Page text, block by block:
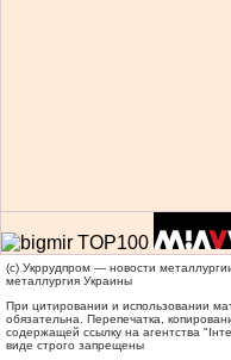
(c) Укррудпром — новости
металлургия Украины
При цитировании и использовании
обязательна. Перепечатка,
содержащей ссылку на агентства
виде строго запрещены